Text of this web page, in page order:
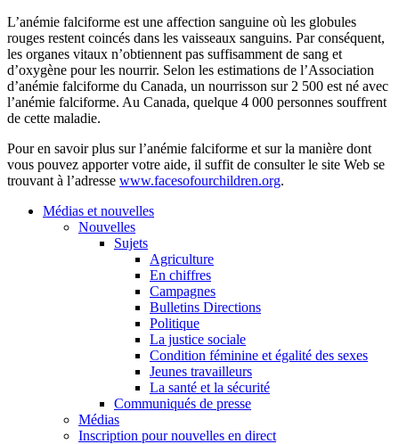
L’anémie falciforme est une affection sanguine où les globules
rouges restent coincés dans les vaisseaux sanguins. Par conséquent,
les organes vitaux n’obtiennent pas suffisamment de sang et
d’oxygène pour les nourrir. Selon les estimations de l’Association
d’anémie falciforme du Canada, un nourrisson sur 2 500 est né avec
l’anémie falciforme. Au Canada, quelque 4 000 personnes souffrent
de cette maladie.
Pour en savoir plus sur l’anémie falciforme et sur la manière dont
vous pouvez apporter votre aide, il suffit de consulter le site Web se
trouvant à l’adresse www.facesofourchildren.org.
Médias et nouvelles
Nouvelles
Sujets
Agriculture
En chiffres
Campagnes
Bulletins Directions
Politique
La justice sociale
Condition féminine et égalité des sexes
Jeunes travailleurs
La santé et la sécurité
Communiqués de presse
Médias
Inscription pour nouvelles en direct